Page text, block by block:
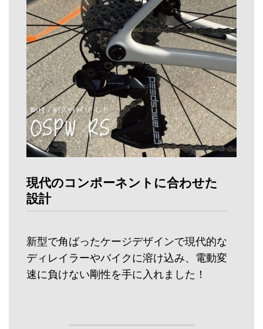
現代のコンポーネントに合わせた
設計
新型で角ばったケージデザインで現代的な
ディレイラーやバイクに溶け込み、電動変
速に負けない剛性を手に入れました！